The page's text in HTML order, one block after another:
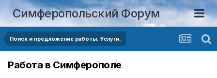
Симферопольский Форум
Поиск и предложение работы. Услуги.
Работа в Симферополе